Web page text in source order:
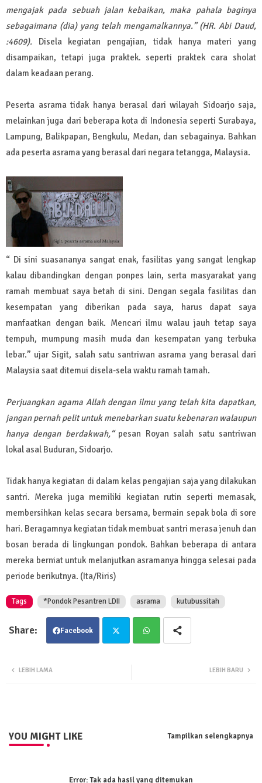
mengajak pada sebuah jalan kebaikan, maka pahala baginya
sebagaimana (dia) yang telah mengamalkannya.” (HR. Abi Daud,
:4609). Disela kegiatan pengajian, tidak hanya materi yang
disampaikan, tetapi juga praktek. seperti praktek cara sholat
dalam keadaan perang.
Peserta asrama tidak hanya berasal dari wilayah Sidoarjo saja,
melainkan juga dari beberapa kota di Indonesia seperti Surabaya,
Lampung, Balikpapan, Bengkulu, Medan, dan sebagainya. Bahkan
ada peserta asrama yang berasal dari negara tetangga, Malaysia.
“ Di sini suasananya sangat enak, fasilitas yang sangat lengkap
kalau dibandingkan dengan ponpes lain, serta masyarakat yang
ramah membuat saya betah di sini. Dengan segala fasilitas dan
kesempatan yang diberikan pada saya, harus dapat saya
manfaatkan dengan baik. Mencari ilmu walau jauh tetap saya
tempuh, mumpung masih muda dan kesempatan yang terbuka
lebar.” ujar Sigit, salah satu santriwan asrama yang berasal dari
Malaysia saat ditemui disela-sela waktu ramah tamah.
Perjuangkan agama Allah dengan ilmu yang telah kita dapatkan,
jangan pernah pelit untuk menebarkan suatu kebenaran walaupun
hanya dengan berdakwah,“pesan Royan salah satu santriwan
lokal asal Buduran, Sidoarjo.
Tidak hanya kegiatan di dalam kelas pengajian saja yang dilakukan
santri. Mereka juga memiliki kegiatan rutin seperti memasak,
membersihkan kelas secara bersama, bermain sepak bola di sore
hari. Beragamnya kegiatan tidak membuat santri merasa jenuh dan
bosan berada di lingkungan pondok. Bahkan beberapa di antara
mereka berniat untuk melanjutkan asramanya hingga selesai pada
periode berikutnya. (Ita/Riris)
Tags *Pondok Pesantren LDII asrama kutubussitah
Facebook
LEBIH BARU
LEBIH LAMA
YOU MIGHT LIKE Tampilkan selengkapnya
Error:Tak ada hasil yang ditemukan